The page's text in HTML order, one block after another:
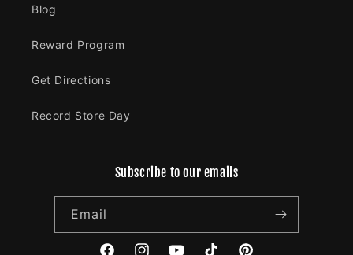
Blog
Reward Program
Get Directions
Record Store Day
Subscribe to our emails
Email